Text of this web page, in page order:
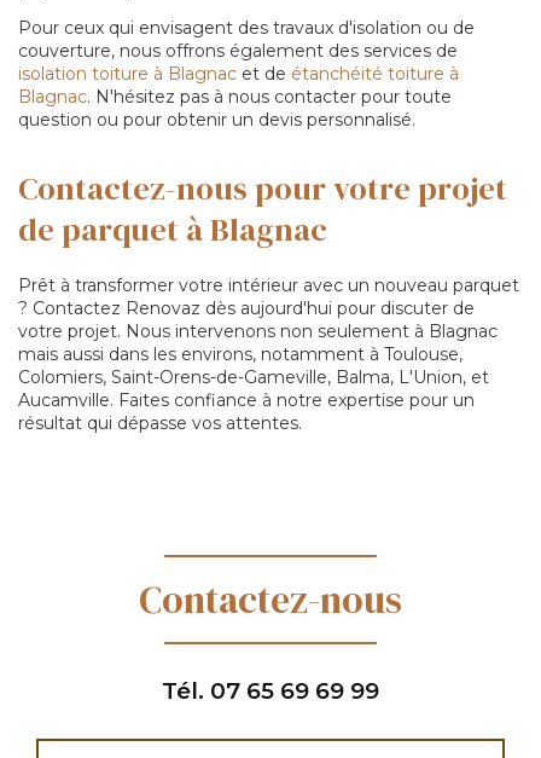
Pour ceux qui envisagent des travaux d'isolation ou de
couverture, nous offrons également des services de
isolation toiture à Blagnac et de étanchéité toiture à
Blagnac. N'hésitez pas à nous contacter pour toute
question ou pour obtenir un devis personnalisé.
Contactez-nous pour votre projet
de parquet à Blagnac
Prêt à transformer votre intérieur avec un nouveau parquet
? Contactez Renovaz dès aujourd'hui pour discuter de
votre projet. Nous intervenons non seulement à Blagnac
mais aussi dans les environs, notamment à Toulouse,
Colomiers, Saint-Orens-de-Gameville, Balma, L'Union, et
Aucamville. Faites confiance à notre expertise pour un
résultat qui dépasse vos attentes.
Contactez-nous
Tél. 07 65 69 69 99